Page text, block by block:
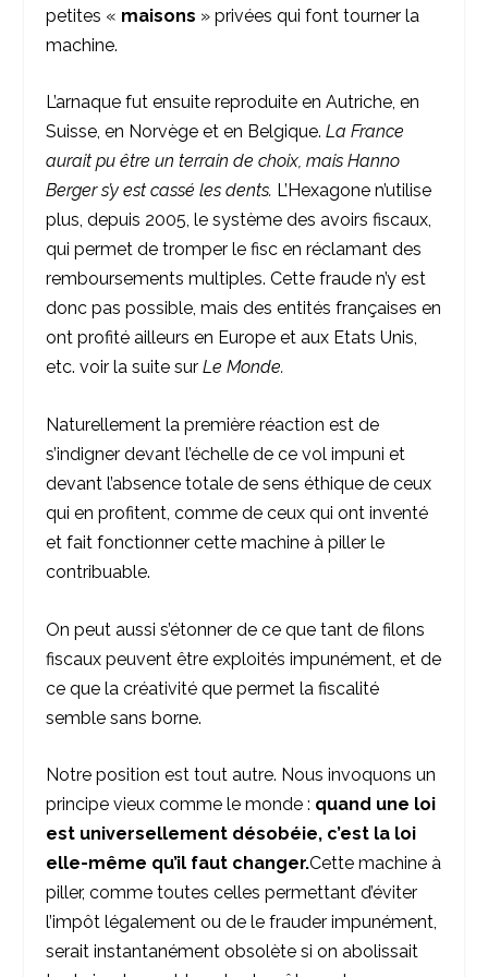
petites « maisons » privées qui font tourner la
machine.
L’arnaque fut ensuite reproduite en Autriche, en
Suisse, en Norvège et en Belgique.La France
aurait pu être un terrain de choix, mais Hanno
Berger s’y est cassé les dents. L’Hexagone n’utilise
plus, depuis 2005, le système des avoirs fiscaux,
qui permet de tromper le fisc en réclamant des
remboursements multiples. Cette fraude n’y est
donc pas possible, mais des entités françaises en
ont profité ailleurs en Europe et aux Etats Unis,
etc. voir la suite surLe Monde.
Naturellement la première réaction est de
s’indigner devant l’échelle de ce vol impuni et
devant l’absence totale de sens éthique de ceux
qui en profitent, comme de ceux qui ont inventé
et fait fonctionner cette machine à piller le
contribuable.
On peut aussi s’étonner de ce que tant de filons
fiscaux peuvent être exploités impunément, et de
ce que la créativité que permet la fiscalité
semble sans borne.
Notre position est tout autre. Nous invoquons un
principe vieux comme le monde : quand une loi
est universellement désobéie, c’est la loi
elle-même qu’il faut changer.Cette machine à
piller, comme toutes celles permettant d’éviter
l’impôt légalement ou de le frauder impunément,
serait instantanément obsolète si on abolissait